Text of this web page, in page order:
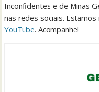
Inconfidentes e de Minas
nas redes sociais. Estamos
YouTube. Acompanhe!